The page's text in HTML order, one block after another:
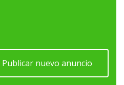
Publicar nuevo anuncio